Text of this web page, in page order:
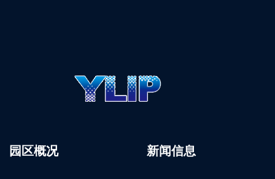
园区概况 新闻信息